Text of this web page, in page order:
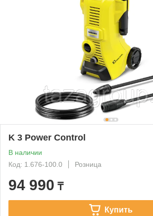
K 3 Power Control
В наличии
Код: 1.676-100.0
Розница
94 990 ₸
Купить